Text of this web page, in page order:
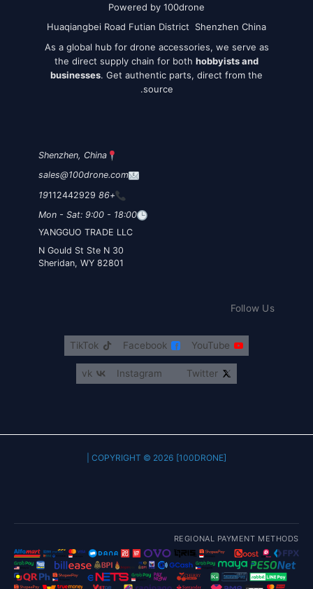
Powered by 100drone
Huaqiangbei Road Futian District Shenzhen China
As a global hub for drone accessories, we serve as
the direct supply chain for both hobbyists and
businesses. Get authentic parts, direct from the
source.
Shenzhen, China
sales@100drone.com
+86 19
112442929
Mon - Sat: 9:00 - 18:00
YANGGUO TRADE LLC
30 N Gould St Ste N
Sheridan, WY 82801
Follow Us
YouTube
Facebook
TikTok
Twitter
Instagram
vk
COPYRIGHT © 2026 [100DRONE] |
REGIONAL PAYMENT METHODS